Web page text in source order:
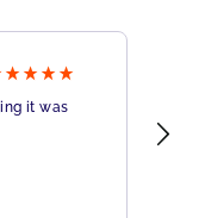
it was